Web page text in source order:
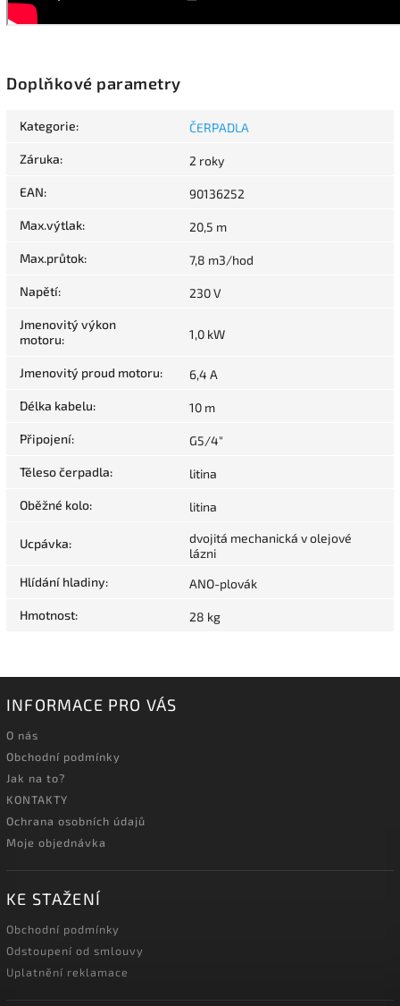
Doplňkové parametry
Kategorie: ČERPADLA
Záruka: 2 roky
EAN: 90136252
Max.výtlak: 20,5 m
Max.průtok: 7,8 m3/hod
Napětí: 230 V
Jmenovitý výkon
motoru: 1,0 kW
Jmenovitý proud motoru: 6,4 A
Délka kabelu: 10 m
Připojení: G5/4"
Těleso čerpadla: litina
Oběžné kolo: litina
Ucpávka:
dvojitá mechanická v olejové
lázni
Hlídání hladiny: ANO-plovák
Hmotnost: 28 kg
INFORMACE PRO VÁS
O nás
Obchodní podmínky
Jak na to?
KONTAKTY
Ochrana osobních údajů
Moje objednávka
KE STAŽENÍ
Obchodní podmínky
Odstoupení od smlouvy
Uplatnění reklamace